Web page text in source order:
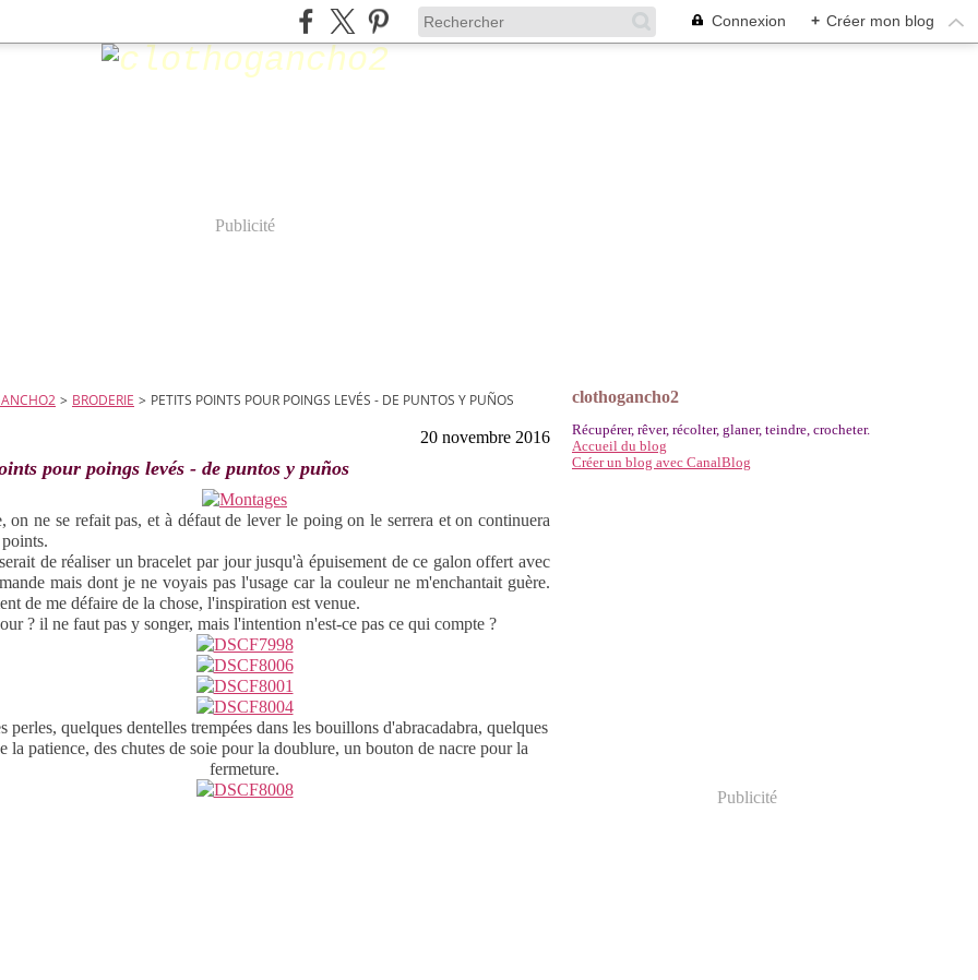
Connexion + Créer mon blog
Publicité
> BRODERIE > PETITS POINTS POUR POINGS LEVÉS - DE PUNTOS Y PUÑOS
20 novembre 2016
pour poings levés - de puntos y puños
on ne se refait pas, et à défaut de lever le poing on le serrera et on continuera
de réaliser un bracelet par jour jusqu'à épuisement de ce galon offert avec
mais dont je ne voyais pas l'usage car la couleur ne m'enchantait guère.
de me défaire de la chose, l'inspiration est venue.
? il ne faut pas y songer, mais l'intention n'est-ce pas ce qui compte ?
perles, quelques dentelles trempées dans les bouillons d'abracadabra, quelques
la patience, des chutes de soie pour la doublure, un bouton de nacre pour la
fermeture.
clothogancho2
Récupérer, rêver, récolter, glaner, teindre, crocheter.
Accueil du blog
Créer un blog avec CanalBlog
Publicité